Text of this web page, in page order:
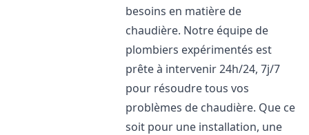
besoins en matière de
chaudière. Notre équipe de
plombiers expérimentés est
prête à intervenir 24h/24, 7j/7
pour résoudre tous vos
problèmes de chaudière. Que ce
soit pour une installation, une